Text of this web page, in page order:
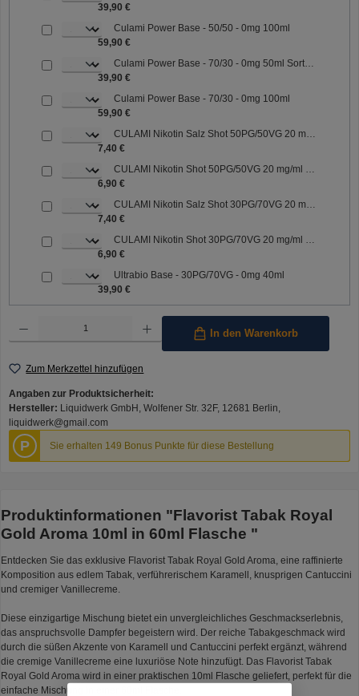
39,90 €
Culami Power Base - 50/50 - 0mg 100ml
59,90 €
Culami Power Base - 70/30 - 0mg 50ml Sorte: 70/30
39,90 €
Culami Power Base - 70/30 - 0mg 100ml
59,90 €
CULAMI Nikotin Salz Shot 50PG/50VG 20 mg/ml Sorte: 50PG/50VG
7,40 €
CULAMI Nikotin Shot 50PG/50VG 20 mg/ml Sorte: 50PG/50VG
6,90 €
CULAMI Nikotin Salz Shot 30PG/70VG 20 mg/ml Sorte: 30PG/70VG
7,40 €
CULAMI Nikotin Shot 30PG/70VG 20 mg/ml Sorte: 30PG/70VG
6,90 €
Ultrabio Base - 30PG/70VG - 0mg 40ml
39,90 €
Produkt Anzahl: Gib den gewünschten Wert ein oder benutze die Schaltflächen um die
In den Warenkorb
Zum Merkzettel hinzufügen
Angaben zur Produktsicherheit:
Hersteller: Liquidwerk GmbH, Wolfener Str. 32F, 12681 Berlin,
liquidwerk@gmail.com
P Sie erhalten 149 Bonus Punkte für diese Bestellung
Produktinformationen "Flavorist Tabak Royal
Gold Aroma 10ml in 60ml Flasche "
Entdecken Sie das exklusive Flavorist Tabak Royal Gold Aroma, eine raffinierte
Komposition aus edlem Tabak, verführerischem Karamell, knusprigen Cantuccini
und cremiger Vanillecreme.
Diese einzigartige Mischung bietet ein unvergleichliches Geschmackserlebnis,
das anspruchsvolle Dampfer begeistern wird. Der reiche Tabakgeschmack wird
durch die süßen Akzente von Karamell und Cantuccini perfekt ergänzt, während
die cremige Vanillecreme eine luxuriöse Note hinzufügt. Das Flavorist Tabak
Royal Gold Aroma wird in einer praktischen 10ml Flasche geliefert, perfekt für die
einfache Mischung in einer 60ml Flasche.